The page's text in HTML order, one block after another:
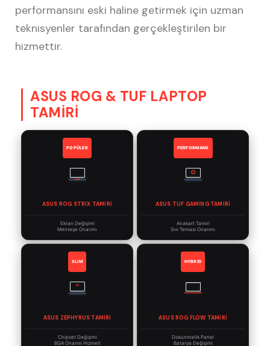
performansını eski haline getirmek için uzman
teknisyenler tarafından gerçekleştirilen bir
hizmettir.
ASUS ROG & TUF LAPTOP
TAMİRİ
POPÜLER
ASUS ROG STRIX TAMIRI
Ekran Değişimi
Menteşe Onarımı
PERFORMANS
ASUS TUF GAMING TAMIRI
Anakart Tamiri
Sıvı Teması Onarımı
SLIM
ASUS ZEPHYRUS TAMIRI
Chipset Değişimi
BGA Onarım Hizmeti
HYBRID
ASUS ROG FLOW TAMIRI
Dokunmatik Panel
Batarya Değişimi